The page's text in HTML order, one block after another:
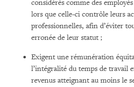
considérés comme des
lors que celle-ci contrôle leurs
professionnelles, afin d’éviter
erronée de leur statut ;
Exigent une rémunération
l’intégralité du temps de travail
revenus atteignant au moins le